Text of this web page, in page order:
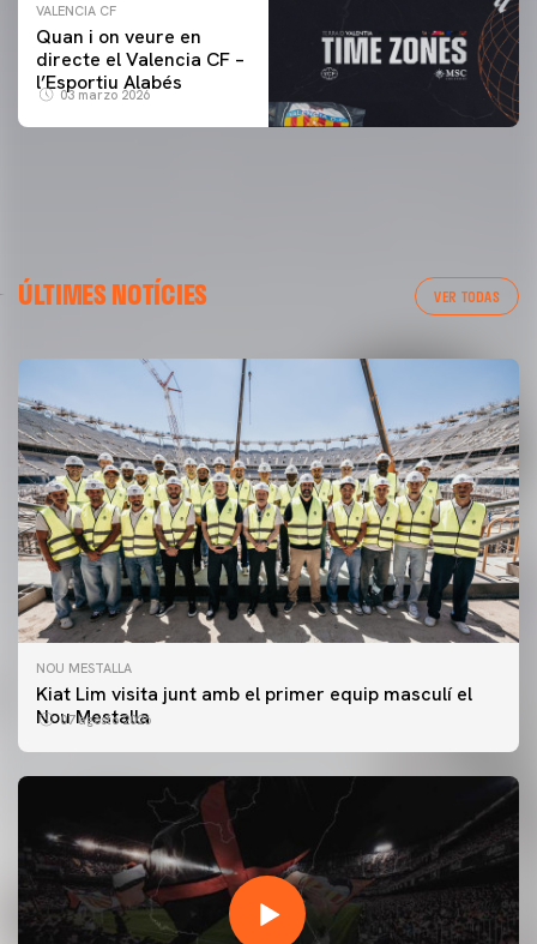
VALENCIA CF
Quan i on veure en
directe el Valencia CF –
l’Esportiu Alabés
03 marzo 2026
ÚLTIMES NOTÍCIES VER TODAS
NOU MESTALLA
Kiat Lim visita junt amb el primer equip masculí el
Nou Mestalla
07 agosto 2026